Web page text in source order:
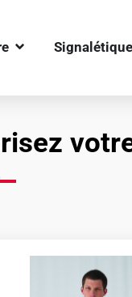
OUVRIR OBJET
Signalétique